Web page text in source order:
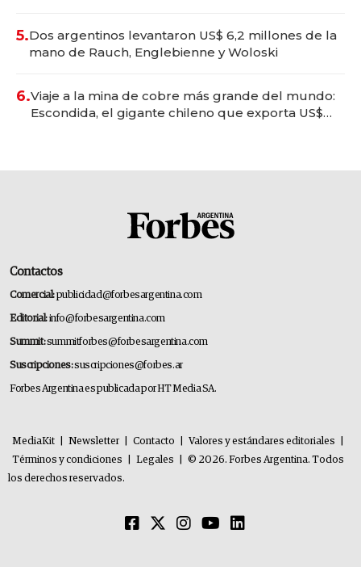
5.Dos argentinos levantaron US$ 6,2 millones de la
mano de Rauch, Englebienne y Woloski
6.Viaje a la mina de cobre más grande del mundo:
Escondida, el gigante chileno que exporta US$
Contactos
Comercial:publicidad@forbesargentina.com
Editorial:info@forbesargentina.com
Summit:summitforbes@forbesargentina.com
Suscripciones:suscripciones@forbes.ar
Forbes Argentina es publicada por HT Media SA.
MediaKit Newsletter Contacto Valores y estándares editoriales
Términos y condiciones
Legales
© 2026. Forbes Argentina. Todos
los derechos reservados.